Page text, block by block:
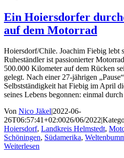
Ein Hoiersdorfer
auf dem Motorrad
Hoiersdorf/Chile. Joachim Fiebig lebt
Ruheständler ist passionierter
500.000 Kilometer auf dem Rücken
gelegt. Nach einer 27-jährigen
Selbstständigkeit hat Fiebig im April
seines Lebens begonnen: einmal
Von Nico Jäkel|2022-06-
26T06:57:41+02:0026/06/2022|
Hoiersdorf, Landkreis Helmstedt,
Schöningen, Südamerika,
Weiterlesen